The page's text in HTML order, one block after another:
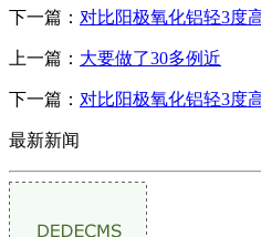
下一篇： 对比阳极氧化铝轻3度
上一篇： 大要做了30多例近
下一篇： 对比阳极氧化铝轻3度
最新新闻